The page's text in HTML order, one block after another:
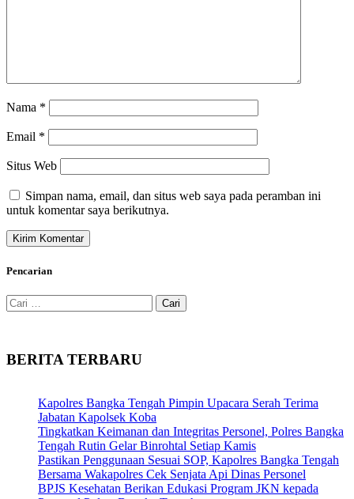
Nama *
Email *
Situs Web
Simpan nama, email, dan situs web saya pada peramban ini
untuk komentar saya berikutnya.
Pencarian
Cari
untuk:
BERITA TERBARU
Kapolres Bangka Tengah Pimpin Upacara Serah Terima
Jabatan Kapolsek Koba
Tingkatkan Keimanan dan Integritas Personel, Polres Bangka
Tengah Rutin Gelar Binrohtal Setiap Kamis
Pastikan Penggunaan Sesuai SOP, Kapolres Bangka Tengah
Bersama Wakapolres Cek Senjata Api Dinas Personel
BPJS Kesehatan Berikan Edukasi Program JKN kepada